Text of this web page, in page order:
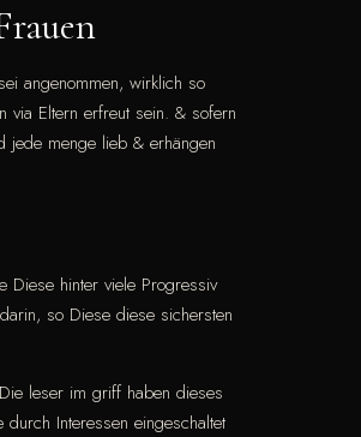
angenommen, wirklich so
via Eltern erfreut sein. & sofern
jede menge lieb & erhängen
Diese hinter viele Progressiv
so Diese diese sichersten
leser im griff haben dieses
Interessen eingeschaltet